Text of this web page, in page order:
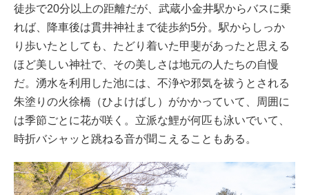
徒歩で20分以上の距離だが、武蔵小金井駅からバスに乗
れば、降車後は貫井神社まで徒歩約5分。駅からしっか
り歩いたとしても、たどり着いた甲斐があったと思える
ほど美しい神社で、その美しさは地元の人たちの自慢
だ。湧水を利用した池には、不浄や邪気を祓うとされる
朱塗りの火徐橋（ひよけばし）がかかっていて、周囲に
は季節ごとに花が咲く。立派な鯉が何匹も泳いでいて、
時折バシャッと跳ねる音が聞こえることもある。